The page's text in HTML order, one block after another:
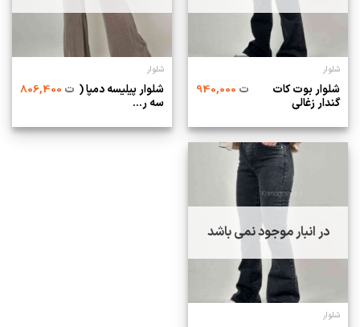
شلوار
شلوار بوت کات
گندار زغالی
ت940,000
شلوار
شلوار پیلیسه دمپا (
سه ر...
ت806,400
در انبار موجود نمی باشد
شلوار